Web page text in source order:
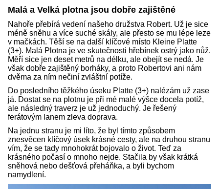
Malá a Velká plotna jsou dobře zajištěné
Nahoře přebírá vedení našeho družstva Robert. Už je sice
méně sněhu a více suché skály, ale přesto se mu lépe leze
v mačkách. Těší se na další klíčové místo Kleine Platte
(3+). Malá Plotna je ve skutečnosti hřebínek ostrý jako nůž.
Měří sice jen deset metrů na délku, ale obejít se nedá. Je
však dobře zajištěný borháky, a proto Robertovi ani nám
dvěma za ním nečiní zvláštní potíže.
Do posledního těžkého úseku Platte (3+) nalézám už zase
já. Dostat se na plotnu je při mé malé výšce docela potíž,
ale následný traverz je už jednoduchý. Je řešený
ferátovým lanem zleva doprava.
Na jednu stranu je mi líto, že byl tímto způsobem
znesvěcen klíčový úsek krásné cesty, ale na druhou stranu
vím, že se tady mnohokrát bojovalo o život. Teď za
krásného počasí o mnoho nejde. Stačila by však krátká
sněhová nebo dešťová přeháňka, a byli bychom
namydlení.